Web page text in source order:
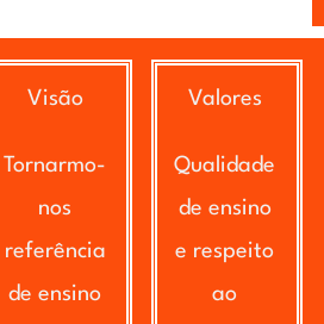
Visão
Tornarmo-
nos
referência
de ensino
Valores
Qualidade
de ensino
e respeito
ao